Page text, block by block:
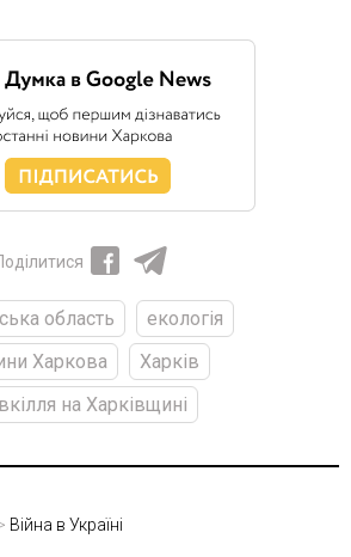
область
екологія
Харкова
Харків
на Харківщині
Війна в Україні